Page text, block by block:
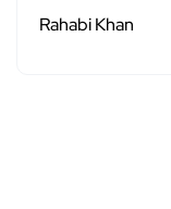
Rahabi Khan